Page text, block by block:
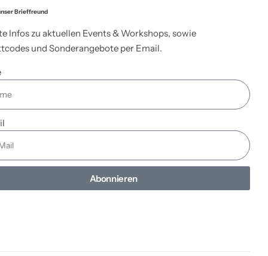
Brieffreund
Infos zu aktuellen Events & Workshops, sowie
und Sonderangebote per Email.
Abonnieren